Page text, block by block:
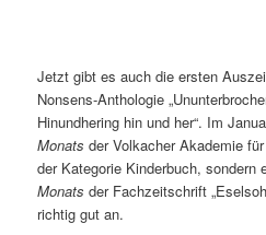
Jetzt gibt es auch die ersten
Nonsens-Anthologie
Hinundhering hin und her“. Im
Monats der Volkacher Akademie
der Kategorie Kinderbuch, sondern
Monats der Fachzeitschrift
richtig gut an.